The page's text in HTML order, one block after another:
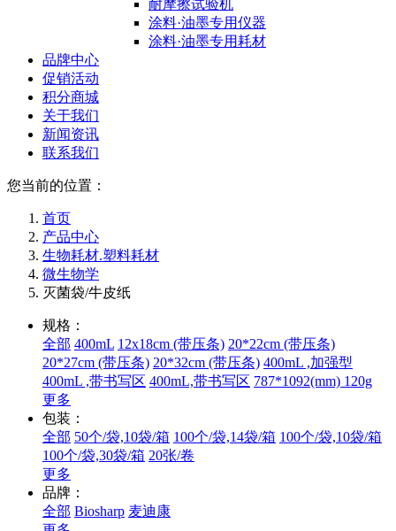
耐摩擦试验机
涂料·油墨专用仪器
涂料·油墨专用耗材
品牌中心
促销活动
积分商城
关于我们
新闻资讯
联系我们
您当前的位置：
首页
产品中心
生物耗材.塑料耗材
微生物学
灭菌袋/牛皮纸
规格：
全部 400mL 12x18cm (带压条) 20*22cm (带压条)
20*27cm (带压条) 20*32cm (带压条) 400mL ,加强型
400mL ,带书写区 400mL,带书写区 787*1092(mm) 120g
更多
包装：
全部 50个/袋,10袋/箱 100个/袋,14袋/箱 100个/袋,10袋/箱
100个/袋,30袋/箱 20张/卷
更多
品牌：
全部 Biosharp 麦迪康